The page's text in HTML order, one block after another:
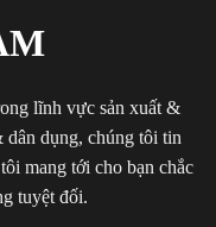
lĩnh vực sản xuất &
dụng, chúng tôi tin
mang tới cho bạn chắc
tuyệt đối.